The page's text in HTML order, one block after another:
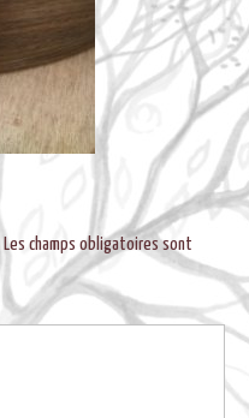
Les champs obligatoires sont